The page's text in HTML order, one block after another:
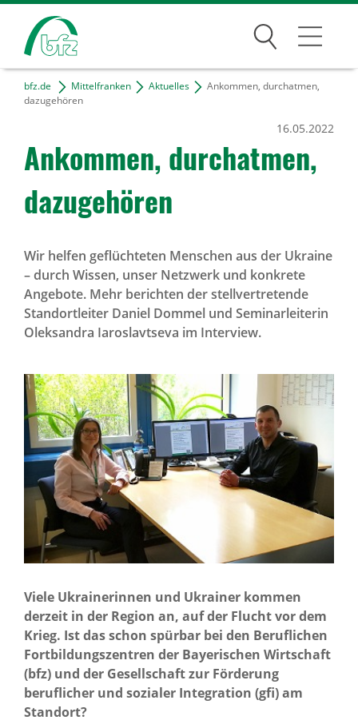
Suchen
Mittelfranken
Kontakt & Anfahrt
Projekte
Freie Tätigkeiten
Bildungsangebote
Für Unternehmen
Karriere
Über uns
Standorte
Presse
News Archiv
bfz.de Mittelfranken Aktuelles
Ankommen, durchatmen,
dazugehören
Ankommen, durch­atmen,
dazu­ge­hören
16.05.2022
Wir helfen geflüchteten Menschen aus der Ukraine
– durch Wissen, unser Netzwerk und konkrete
Angebote. Mehr berichten der stellvertretende
Standortleiter Daniel Dommel und Seminarleiterin
Oleksandra Iaroslavtseva im Interview.
Viele Ukrainerinnen und Ukrainer kommen
derzeit in der Region an, auf der Flucht vor dem
Krieg. Ist das schon spürbar bei den Beruflichen
Fortbildungszentren der Bayerischen Wirtschaft
(bfz) und der Gesellschaft zur Förderung
beruflicher und sozialer Integration (gfi) am
Standort?